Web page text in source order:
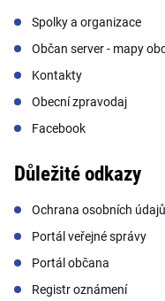
Spolky a organizace
Občan server - mapy
Kontakty
Obecní zpravodaj
Facebook
Důležité odkazy
Ochrana osobních údajů
Portál veřejné správy
Portál občana
Registr oznámení